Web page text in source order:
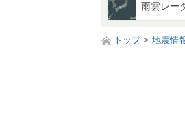
雨雲レー
トップ 地震情